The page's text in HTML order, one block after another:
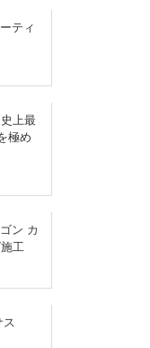
ティ
上最
極め
ン カ
工
ス